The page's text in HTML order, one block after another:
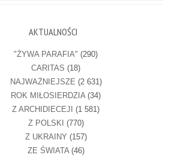
AKTUALNOŚCI
"ŻYWA PARAFIA" (290)
CARITAS (18)
NAJWAŻNIEJSZE (2 631)
ROK MIŁOSIERDZIA (34)
Z ARCHIDIECEJI (1 581)
Z POLSKI (770)
Z UKRAINY (157)
ZE ŚWIATA(46)